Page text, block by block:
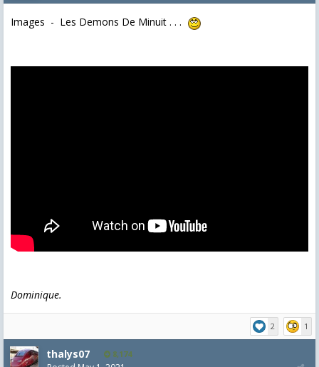
Images - Les Demons De Minuit . . .
Dominique.
2 1
thalys07 8,174